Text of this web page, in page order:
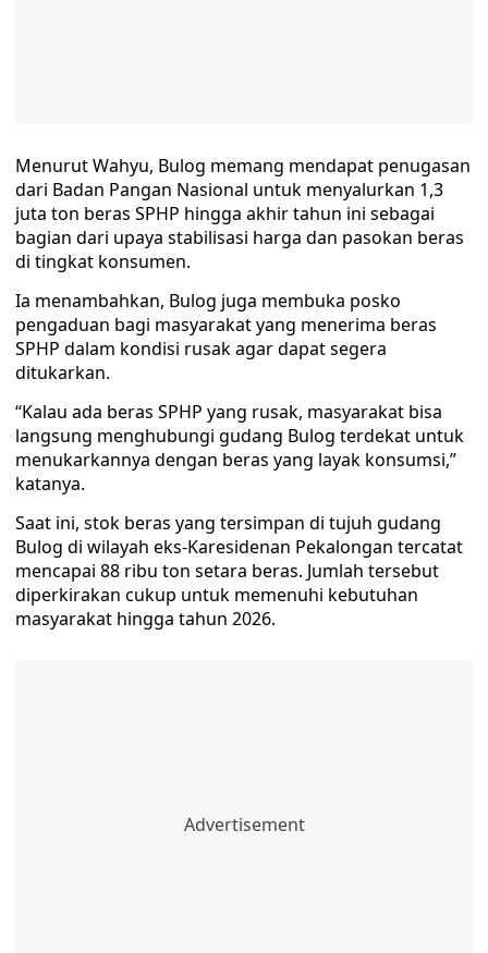
Menurut Wahyu, Bulog memang mendapat penugasan
dari Badan Pangan Nasional untuk menyalurkan 1,3
juta ton beras SPHP hingga akhir tahun ini sebagai
bagian dari upaya stabilisasi harga dan pasokan beras
di tingkat konsumen.
Ia menambahkan, Bulog juga membuka posko
pengaduan bagi masyarakat yang menerima beras
SPHP dalam kondisi rusak agar dapat segera
ditukarkan.
“Kalau ada beras SPHP yang rusak, masyarakat bisa
langsung menghubungi gudang Bulog terdekat untuk
menukarkannya dengan beras yang layak konsumsi,”
katanya.
Saat ini, stok beras yang tersimpan di tujuh gudang
Bulog di wilayah eks-Karesidenan Pekalongan tercatat
mencapai 88 ribu ton setara beras. Jumlah tersebut
diperkirakan cukup untuk memenuhi kebutuhan
masyarakat hingga tahun 2026.